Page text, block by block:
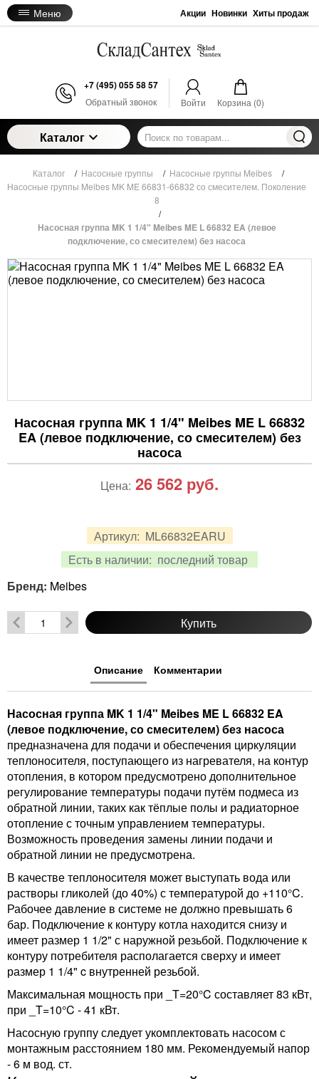
Меню Акции Новинки Хиты продаж
+7 (495) 055 58 57
Обратный звонок Войти Корзина (0)
Каталог
Каталог / Насосные группы / Насосные группы Meibes
/
Насосные группы Meibes MK ME 66831-66832 со смесителем. Поколение
8
/
Насосная группа MK 1 1/4" Meibes ME L 66832 EA (левое
подключение, со смесителем) без насоса
Насосная группа MK 1 1/4" Meibes ME L 66832
EA (левое подключение, со смесителем) без
насоса
Артикул: ML66832EARU
Есть в наличии: последний товар
Цена: 26 562 руб.
Бренд: Meibes
Купить
Описание Комментарии
Насосная группа MK 1 1/4" Meibes ME L 66832 EA
(левое подключение, со смесителем) без насоса
предназначена для подачи и обеспечения циркуляции
теплоносителя, поступающего из нагревателя, на контур
отопления, в котором предусмотрено дополнительное
регулирование температуры подачи путём подмеса из
обратной линии, таких как тёплые полы и радиаторное
отопление с точным управлением температуры.
Возможность проведения замены линии подачи и
обратной линии не предусмотрена.
В качестве теплоносителя может выступать вода или
растворы гликолей (до 40%) с температурой до +110°C.
Рабочее давление в системе не должно превышать 6
бар. Подключение к контуру котла находится снизу и
имеет размер 1 1/2" с наружной резьбой. Подключение к
контуру потребителя располагается сверху и имеет
размер 1 1/4" c внутренней резьбой.
Максимальная мощность при _T=20°C составляет 83 кВт,
при _T=10°C - 41 кВт.
Насосную группу следует укомплектовать насосом с
монтажным расстоянием 180 мм. Рекомендуемый напор
- 6 м вод. ст.